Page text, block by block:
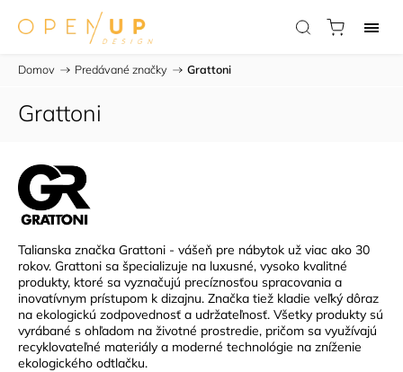
Domov / Predávané značky / Grattoni
Grattoni
Talianska značka Grattoni - vášeň pre nábytok už viac ako 30
rokov. Grattoni sa špecializuje na luxusné, vysoko kvalitné
produkty, ktoré sa vyznačujú precíznosťou spracovania a
inovatívnym prístupom k dizajnu. Značka tiež kladie veľký dôraz
na ekologickú zodpovednosť a udržateľnosť. Všetky produkty sú
vyrábané s ohľadom na životné prostredie, pričom sa využívajú
recyklovateľné materiály a moderné technológie na zníženie
ekologického odtlačku.